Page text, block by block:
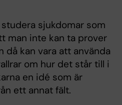
sjukdomar som
man inte kan ta prover
då kan vara att använda
om hur det står till i
en idé som är
ett annat fält.